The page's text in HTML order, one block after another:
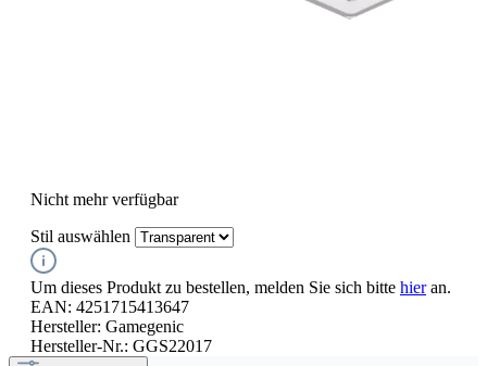
Nicht mehr verfügbar
Stil auswählen
Um dieses Produkt zu bestellen, melden Sie sich bitte hieran.
EAN: 4251715413647
Hersteller: Gamegenic
Hersteller-Nr.: GGS22017